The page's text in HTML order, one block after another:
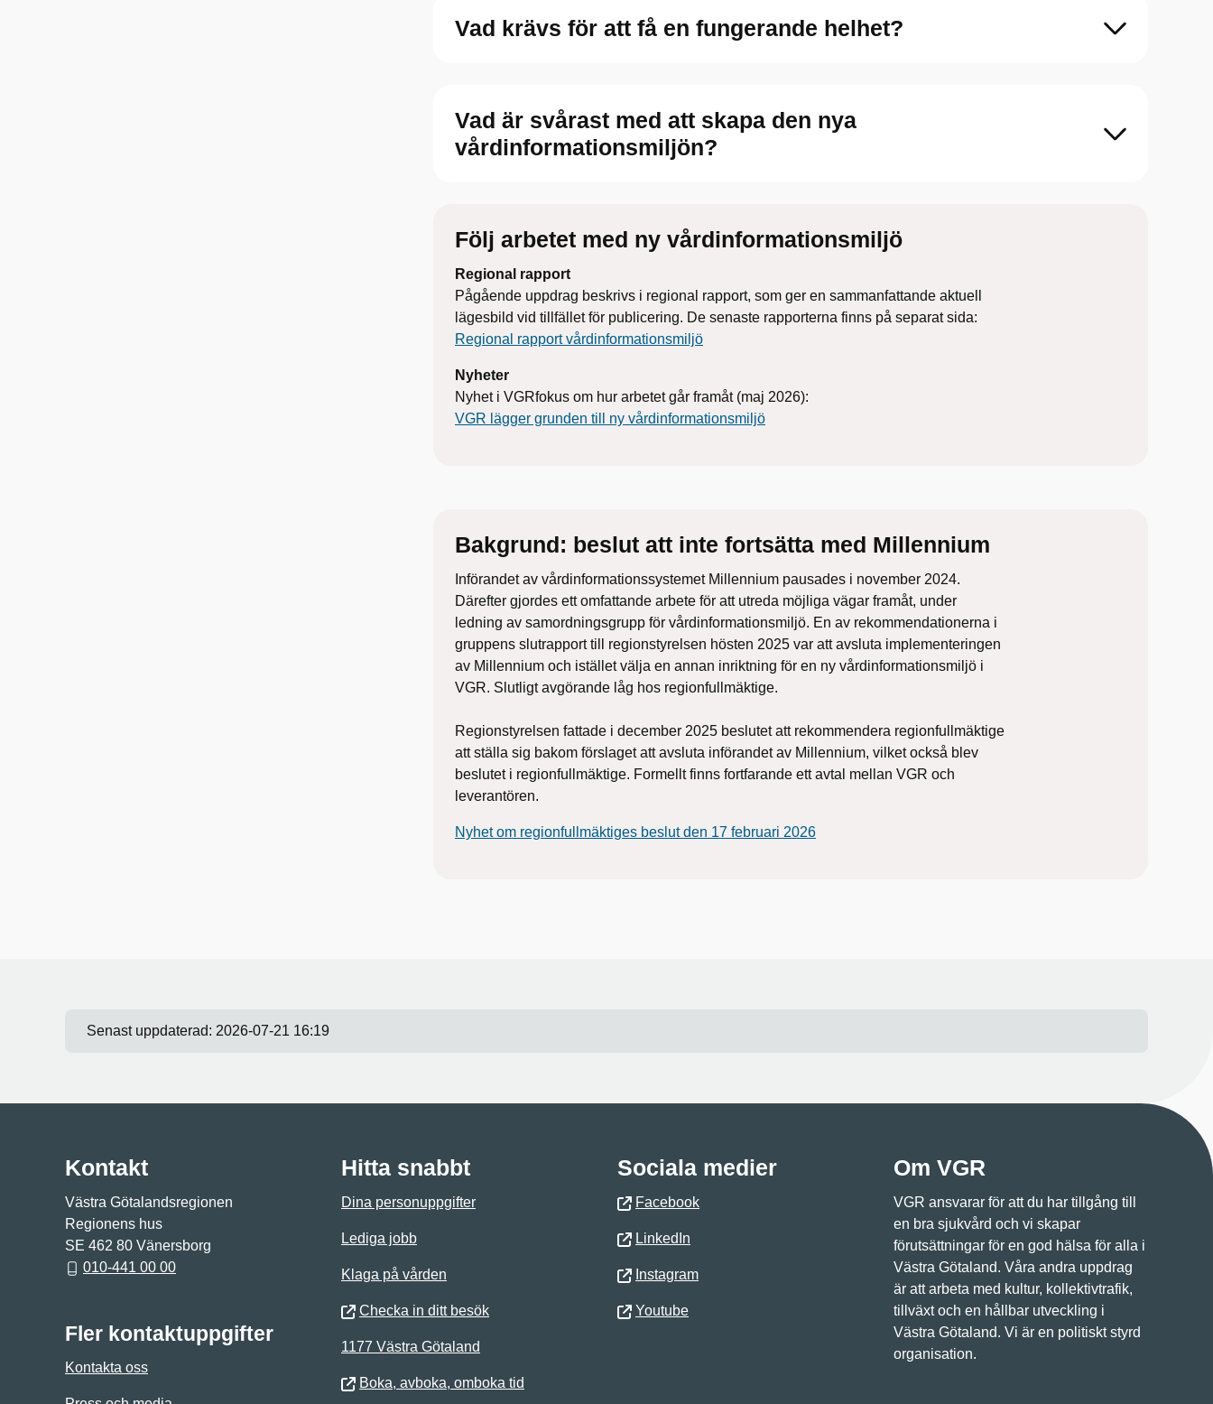
Vad krävs för att få en fungerande helhet?
Vad är svårast med att skapa den nya
vårdinformationsmiljön?
Följ arbetet med ny vårdinformationsmiljö
Regional rapport
Pågående uppdrag beskrivs i regional rapport, som ger en sammanfattande aktuell
lägesbild vid tillfället för publicering. De senaste rapporterna finns på separat sida:
Regional rapport vårdinformationsmiljö
Nyheter
Nyhet i VGRfokus om hur arbetet går framåt (maj 2026):
VGR lägger grunden till ny vårdinformationsmiljö
Bakgrund: beslut att inte fortsätta med Millennium
Införandet av vårdinformationssystemet Millennium pausades i november 2024.
Därefter gjordes ett omfattande arbete för att utreda möjliga vägar framåt, under
ledning av samordningsgrupp för vårdinformationsmiljö. En av rekommendationerna i
gruppens slutrapport till regionstyrelsen hösten 2025 var att avsluta implementeringen
av Millennium och istället välja en annan inriktning för en ny vårdinformationsmiljö i
VGR. Slutligt avgörande låg hos regionfullmäktige.
Regionstyrelsen fattade i december 2025 beslutet att rekommendera regionfullmäktige
att ställa sig bakom förslaget att avsluta införandet av Millennium, vilket också blev
beslutet i regionfullmäktige. Formellt finns fortfarande ett avtal mellan VGR och
leverantören.
Nyhet om regionfullmäktiges beslut den 17 februari 2026
Senast uppdaterad: 2026-07-21 16:19
Kontakt
Västra Götalandsregionen
Regionens hus
SE 462 80 Vänersborg
010-441 00 00
Fler kontaktuppgifter
Kontakta oss
Hitta snabbt
Dina personuppgifter
Lediga jobb
Klaga på vården
Checka in ditt besök
1177 Västra Götaland
Boka, avboka, omboka tid
Sociala medier
Facebook
LinkedIn
Instagram
Youtube
Om VGR
VGR ansvarar för att du har tillgång till
en bra sjukvård och vi skapar
förutsättningar för en god hälsa för alla i
Västra Götaland. Våra andra uppdrag
är att arbeta med kultur, kollektivtrafik,
tillväxt och en hållbar utveckling i
Västra Götaland. Vi är en politiskt styrd
organisation.